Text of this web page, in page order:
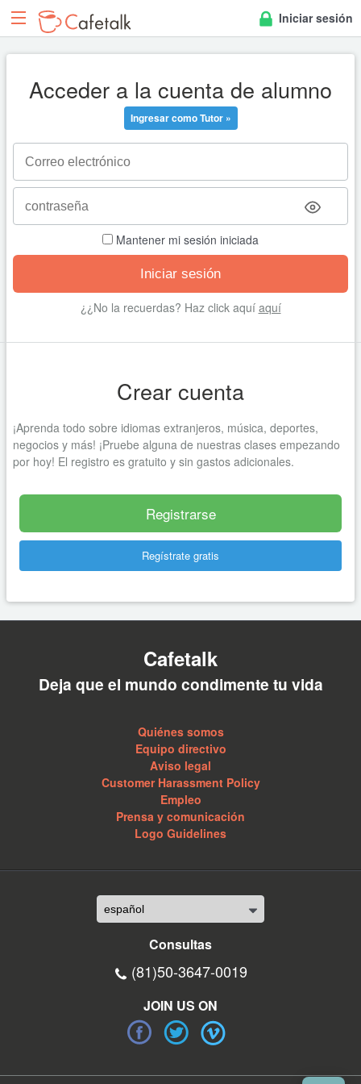
Iniciar sesión
Acceder a la cuenta de alumno
Ingresar como Tutor »
Mantener mi sesión iniciada
¿¿No la recuerdas? Haz click aquí aquí
Crear cuenta
¡Aprenda todo sobre idiomas extranjeros, música, deportes,
negocios y más! ¡Pruebe alguna de nuestras clases empezando
por hoy! El registro es gratuito y sin gastos adicionales.
Registrarse
Regístrate gratis
Cafetalk
Deja que el mundo condimente tu vida
Quiénes somos
Equipo directivo
Aviso legal
Customer Harassment Policy
Empleo
Prensa y comunicación
Logo Guidelines
Consultas
(81)50-3647-0019
JOIN US ON